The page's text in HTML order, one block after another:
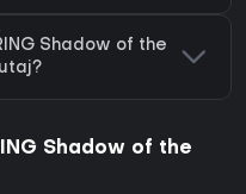
Shadow of the
Shadow of the